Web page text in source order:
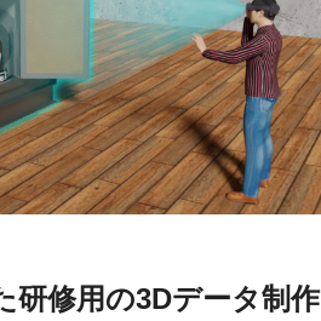
研修用の3Dデータ制作